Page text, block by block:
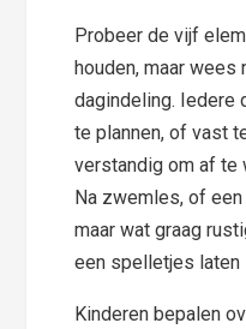
Probeer de vijf
houden, maar
dagindeling. Iedere
te plannen, of vast
verstandig om af te
Na zwemles, of
maar wat graag
een spelletjes laten
Kinderen bepalen